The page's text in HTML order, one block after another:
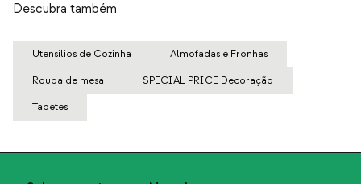
Descubra também
Utensílios de Cozinha Almofadas e Fronhas
Roupa de mesa SPECIAL PRICE Decoração
Tapetes